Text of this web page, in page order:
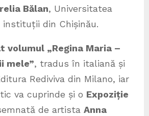
Bălan, Universitatea
instituții din Chișinău.
volumul „Regina Maria –
mele”, tradus în italiană și
Rediviva din Milano, iar
va cuprinde și o Expoziție
de artista Anna